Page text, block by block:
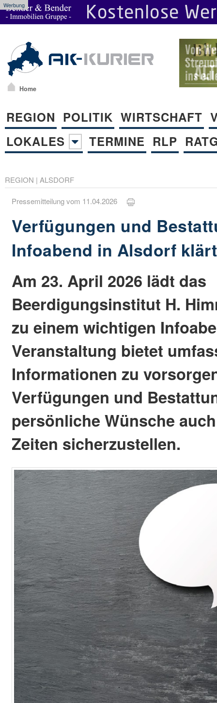
Werbung
Home
REGION POLITIK WIRTSCHAFT
LOKALES
TERMINE RLP
REGION | ALSDORF
Pressemitteilung vom 11.04.2026
Verfügungen und
Infoabend in Alsdorf
Am 23. April 2026 lädt das
Beerdigungsinstitut H.
zu einem wichtigen
Veranstaltung bietet
Informationen zu
Verfügungen und
persönliche Wünsche
Zeiten sicherzustellen.